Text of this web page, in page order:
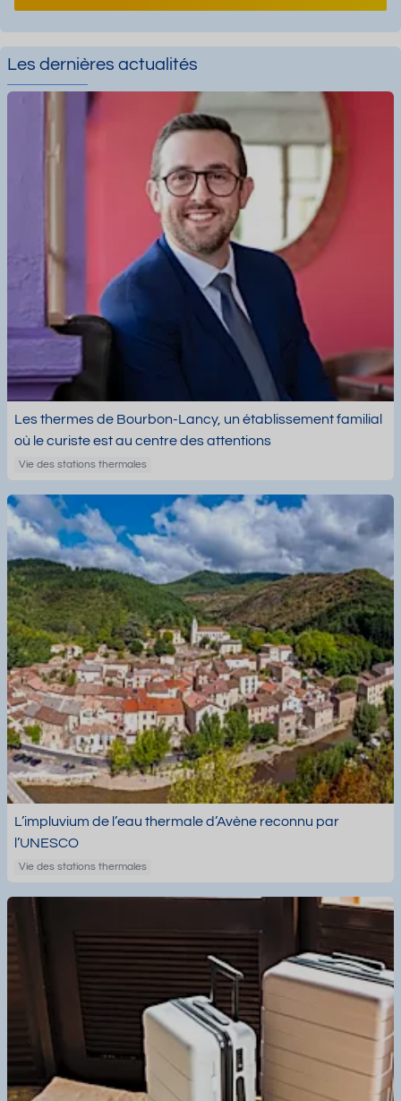
Les dernières actualités
Les thermes de Bourbon-Lancy, un établissement familial
où le curiste est au centre des attentions
Vie des stations thermales
L’impluvium de l’eau thermale d’Avène reconnu par
l’UNESCO
Vie des stations thermales